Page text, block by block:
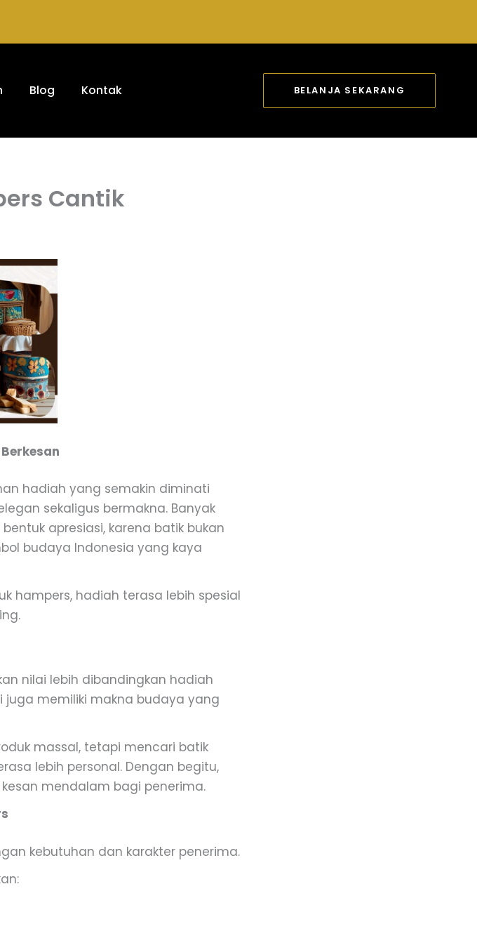
Blog Kontak BELANJA SEKARANG
Cantik
hadiah yang semakin diminati
sekaligus bermakna. Banyak
apresiasi, karena batik bukan
budaya Indonesia yang kaya
hampers, hadiah terasa lebih spesial
nilai lebih dibandingkan hadiah
juga memiliki makna budaya yang
massal, tetapi mencari batik
lebih personal. Dengan begitu,
mendalam bagi penerima.
kebutuhan dan karakter penerima.